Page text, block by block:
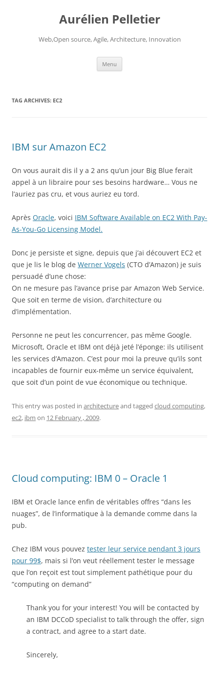
Aurélien Pelletier
Web,Open source, Agile, Architecture, Innovation
Menu
TAG ARCHIVES: EC2
IBM sur Amazon EC2
On vous aurait dis il y a 2 ans qu’un jour Big Blue ferait
appel à un libraire pour ses besoins hardware… Vous ne
l’auriez pas cru, et vous auriez eu tord.
Après Oracle, voici IBM Software Available on EC2 With Pay-
As-You-Go Licensing Model.
Donc je persiste et signe, depuis que j’ai découvert EC2 et
que je lis le blog de Werner Vogels (CTO d’Amazon) je suis
persuadé d’une chose:
On ne mesure pas l’avance prise par Amazon Web Service.
Que soit en terme de vision, d’architecture ou
d’implémentation.
Personne ne peut les concurrencer, pas même Google.
Microsoft, Oracle et IBM ont déjà jeté l’éponge: ils utilisent
les services d’Amazon. C’est pour moi la preuve qu’ils sont
incapables de fournir eux-même un service équivalent,
que soit d’un point de vue économique ou technique.
This entry was posted in architectureand tagged cloud computing,
ec2, ibm on 12 February , 2009.
Cloud computing: IBM 0 – Oracle 1
IBM et Oracle lance enfin de véritables offres “dans les
nuages”, de l’informatique à la demande comme dans la
pub.
Chez IBM vous pouvez tester leur service pendant 3 jours
pour 99$, mais si l’on veut réellement tester le message
que l’on reçoit est tout simplement pathétique pour du
“computing on demand”
Thank you for your interest! You will be contacted by
an IBM DCCoD specialist to talk through the offer, sign
a contract, and agree to a start date.
Sincerely,